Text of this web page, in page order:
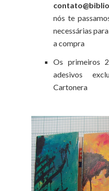
nós te
necessárias
a compra
Os primeiros
adesivos
Cartonera